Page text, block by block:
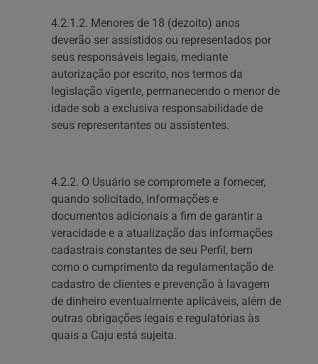
4.2.1.2. Menores de 18 (dezoito) anos
deverão ser assistidos ou representados por
seus responsáveis legais, mediante
autorização por escrito, nos termos da
legislação vigente, permanecendo o menor de
idade sob a exclusiva responsabilidade de
seus representantes ou assistentes.
‍4.2.2. O Usuário se compromete a fornecer,
quando solicitado, informações e
documentos adicionais a fim de garantir a
veracidade e a atualização das informações
cadastrais constantes de seu Perfil, bem
como o cumprimento da regulamentação de
cadastro de clientes e prevenção à lavagem
de dinheiro eventualmente aplicáveis, além de
outras obrigações legais e regulatórias às
quais a Caju está sujeita.